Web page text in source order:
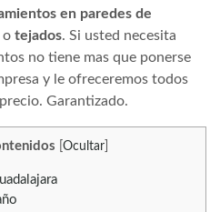
en paredes de
o tejados. Si usted necesita
no tiene mas que ponerse
y le ofreceremos todos
Garantizado.
Ocultar]